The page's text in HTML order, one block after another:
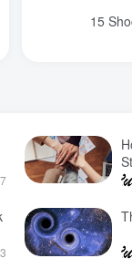
15